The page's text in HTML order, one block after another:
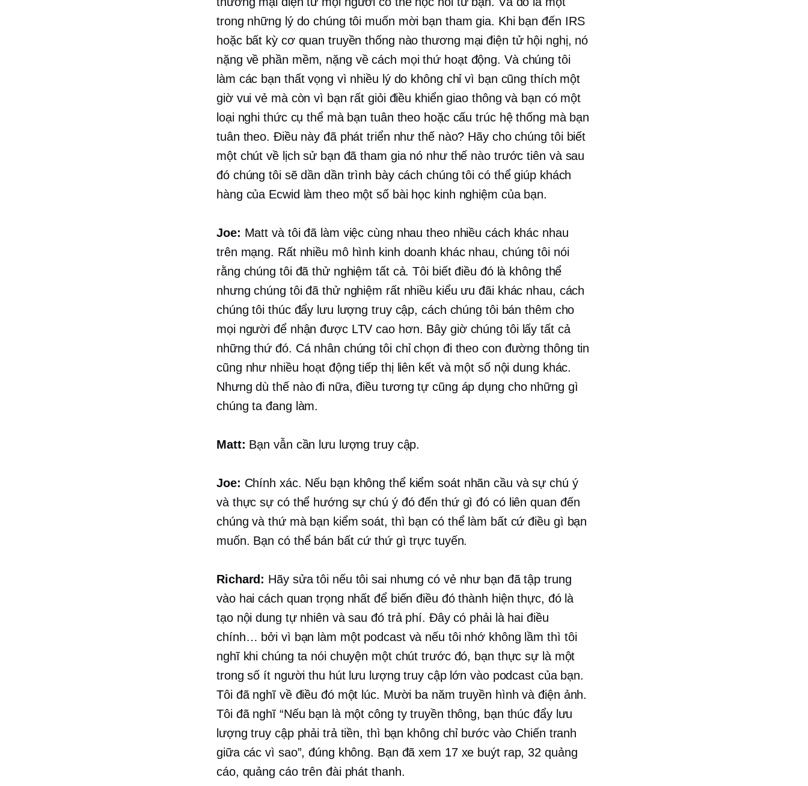
trong những lý do chúng tôi muốn mời bạn tham gia. Khi bạn đến IRS
hoặc bất kỳ cơ quan truyền thống nàothương mại điện tửhội nghị, nó
nặng về phần mềm, nặng về cách mọi thứ hoạt động. Và chúng tôi
làm các bạn thất vọng vì nhiều lý do không chỉ vì bạn cũng thích một
giờ vui vẻ mà còn vì bạn rất giỏi điều khiển giao thông và bạn có một
loại nghi thức cụ thể mà bạn tuân theo hoặc cấu trúc hệ thống mà bạn
tuân theo. Điều này đã phát triển như thế nào? Hãy cho chúng tôi biết
một chút về lịch sử bạn đã tham gia nó như thế nào trước tiên và sau
đó chúng tôi sẽ dần dần trình bày cách chúng tôi có thể giúp khách
hàng của Ecwid làm theo một số bài học kinh nghiệm của bạn.
Joe: Matt và tôi đã làm việc cùng nhau theo nhiều cách khác nhau
trên mạng. Rất nhiều mô hình kinh doanh khác nhau, chúng tôi nói
rằng chúng tôi đã thử nghiệm tất cả. Tôi biết điều đó là không thể
nhưng chúng tôi đã thử nghiệm rất nhiều kiểu ưu đãi khác nhau, cách
chúng tôi thúc đẩy lưu lượng truy cập, cách chúng tôi bán thêm cho
mọi người để nhận được LTV cao hơn. Bây giờ chúng tôi lấy tất cả
những thứ đó. Cá nhân chúng tôi chỉ chọn đi theo con đường thông tin
cũng như nhiều hoạt động tiếp thị liên kết và một số nội dung khác.
Nhưng dù thế nào đi nữa, điều tương tự cũng áp dụng cho những gì
chúng ta đang làm.
Matt: Bạn vẫn cần lưu lượng truy cập.
Joe: Chính xác. Nếu bạn không thể kiểm soát nhãn cầu và sự chú ý
và thực sự có thể hướng sự chú ý đó đến thứ gì đó có liên quan đến
chúng và thứ mà bạn kiểm soát, thì bạn có thể làm bất cứ điều gì bạn
muốn. Bạn có thể bán bất cứ thứ gì trực tuyến.
Richard: Hãy sửa tôi nếu tôi sai nhưng có vẻ như bạn đã tập trung
vào hai cách quan trọng nhất để biến điều đó thành hiện thực, đó là
tạo nội dung tự nhiên và sau đó trả phí. Đây có phải là hai điều
chính… bởi vì bạn làm một podcast và nếu tôi nhớ không lầm thì tôi
nghĩ khi chúng ta nói chuyện một chút trước đó, bạn thực sự là một
trong số ít người thu hút lưu lượng truy cập lớn vào podcast của bạn.
Tôi đã nghĩ về điều đó một lúc. Mười ba năm truyền hình và điện ảnh.
Tôi đã nghĩ “Nếu bạn là một công ty truyền thông, bạn thúc đẩy lưu
lượng truy cập phải trả tiền, thì bạn không chỉ bước vào Chiến tranh
giữa các vì sao”, đúng không. Bạn đã xem 17 xe buýt rap, 32 quảng
cáo, quảng cáo trên đài phát thanh.